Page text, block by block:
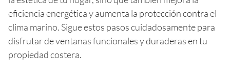
eficiencia energética y aumenta la protección contra el
clima marino. Sigue estos pasos cuidadosamente para
disfrutar de ventanas funcionales y duraderas en tu
propiedad costera.